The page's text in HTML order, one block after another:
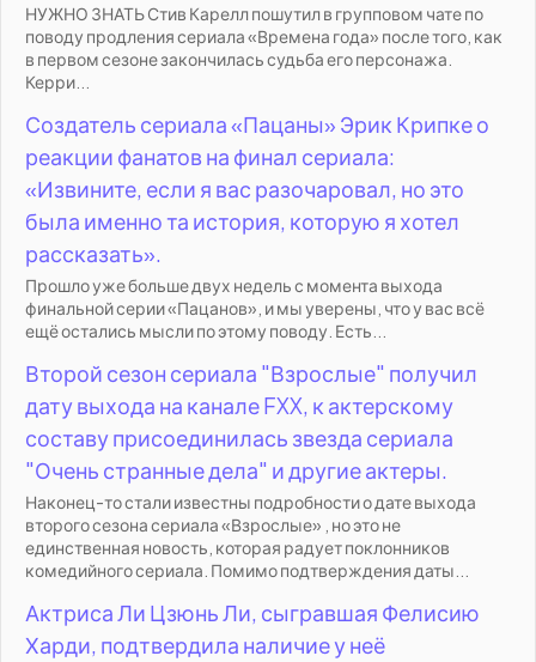
НУЖНО ЗНАТЬ Стив Карелл пошутил в групповом чате по
поводу продления сериала «Времена года» после того, как
в первом сезоне закончилась судьба его персонажа.
Керри...
Создатель сериала «Пацаны» Эрик Крипке о
реакции фанатов на финал сериала:
«Извините, если я вас разочаровал, но это
была именно та история, которую я хотел
рассказать».
Прошло уже больше двух недель с момента выхода
финальной серии «Пацанов», и мы уверены, что у вас всё
ещё остались мысли по этому поводу. Есть...
Второй сезон сериала "Взрослые" получил
дату выхода на канале FXX, к актерскому
составу присоединилась звезда сериала
"Очень странные дела" и другие актеры.
Наконец-то стали известны подробности о дате выхода
второго сезона сериала «Взрослые» , но это не
единственная новость, которая радует поклонников
комедийного сериала. Помимо подтверждения даты...
Актриса Ли Цзюнь Ли, сыгравшая Фелисию
Харди, подтвердила наличие у неё